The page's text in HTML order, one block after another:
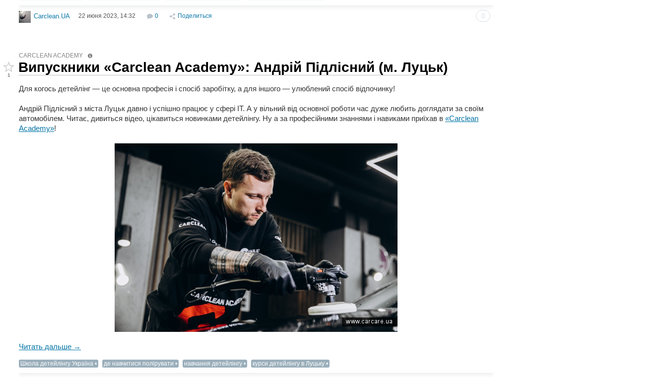
Carclean.UA 22 июня 2023, 14:32 0 Поделиться 0
CARCLEAN ACADEMY
1
Випускники «Carclean Academy»: Андрій Підлісний (м. Луцьк)
Для когось детейлінг — це основна професія і спосіб заробітку, а для іншого — улюблений спосіб відпочинку!
Андрій Підлісний з міста Луцьк давно і успішно працює у сфері IT. А у вільний від основної роботи час дуже любить доглядати за своїм
автомобілем. Читає, дивиться відео, цікавиться новинками детейлінгу. Ну а за професійними знаннями і навиками приїхав в «Carclean
Academy»!
Читать дальше →
Школа детейлінгу Україна де навчитися полірувати навчання детейлінгу курси детейлінгу в Луцьку